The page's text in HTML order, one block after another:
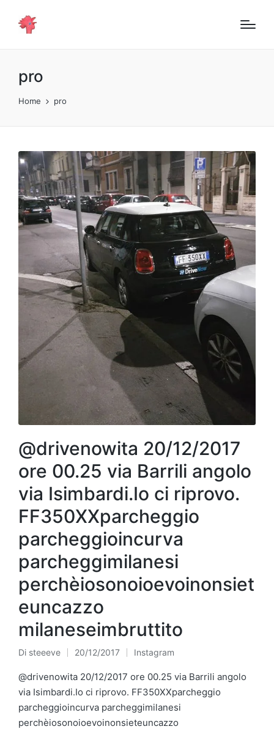
pro
Home pro
@drivenowita 20/12/2017
ore 00.25 via Barrili angolo
via Isimbardi.Io ci riprovo.
FF350XXparcheggio
parcheggioincurva
parcheggimilanesi
perchèiosonoioevoinonsiet
euncazzo
milaneseimbruttito
Pubblicato
da
Di steeeve 20/12/2017
Pubblicato
in
Instagram
@drivenowita 20/12/2017 ore 00.25 via Barrili angolo
via Isimbardi.Io ci riprovo. FF350XXparcheggio
parcheggioincurva parcheggimilanesi
perchèiosonoioevoinonsieteuncazzo